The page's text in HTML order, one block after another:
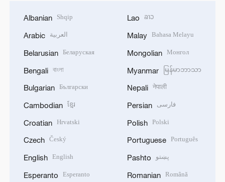
Albanian Shqip
Arabic العربية
Belarusian Беларуская
Bengali বাংলা
Bulgarian Български
Cambodian ខ្មែរ
Croatian Hrvatski
Czech Český
English English
Esperanto Esperanto
Lao ລາວ
Malay Bahasa Melayu
Mongolian Монгол
Myanmar မြန်မာဘာသာ
Nepali नेपाली
Persian فارسی
Polish Polski
Portuguese Português
Pashto پښتو
Romanian Română